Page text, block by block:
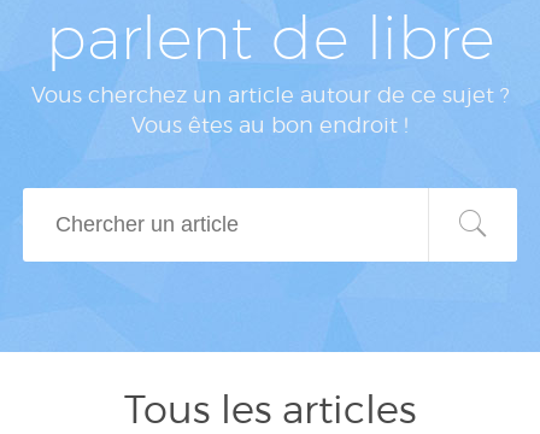
parlent de libre
Vous cherchez un article autour de ce sujet ?
Vous êtes au bon endroit !
Tous les articles